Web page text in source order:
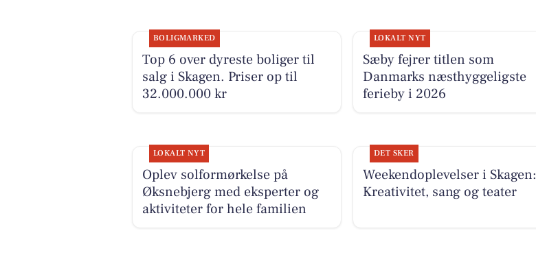
BOLIGMARKED
Top 6 over dyreste boliger til
salg i Skagen. Priser op til
32.000.000 kr
LOKALT NYT
Sæby fejrer titlen som
Danmarks næsthyggeligste
ferieby i 2026
LOKALT NYT
Oplev solformørkelse på
Øksnebjerg med eksperter og
aktiviteter for hele familien
DET SKER
Weekendoplevelser i Skagen:
Kreativitet, sang og teater